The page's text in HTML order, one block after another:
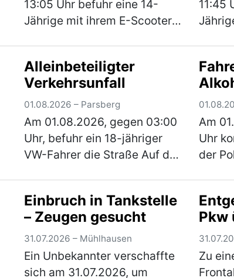
13:05 Uhr befuhr eine 14-
Jährige mit ihrem E-Scooter
Straße. Hinter ihr fuhr eine
ebenfalls 14-Jährige auch mit
ihrem E-Scoote…(mehr)
11:45
er
(mehr)
Alleinbeteiligter
Verkehrsunfall
01.08.2026 – Parsberg
Am 01.08.2026, gegen 03:00
Uhr, befuhr ein 18-jähriger
VW-Fahrer die Straße Auf der
von der Fahrbahn ab und
stieß mit einem geparkten
Pkw zusammen. Das …
(mehr)
Am
Uhr
der
im
Einbruch in Tankstelle
– Zeugen gesucht
31.07.2026 – Mühlhausen
Ein Unbekannter verschaffte
sich am 31.07.2026, um
Pkw
Zu